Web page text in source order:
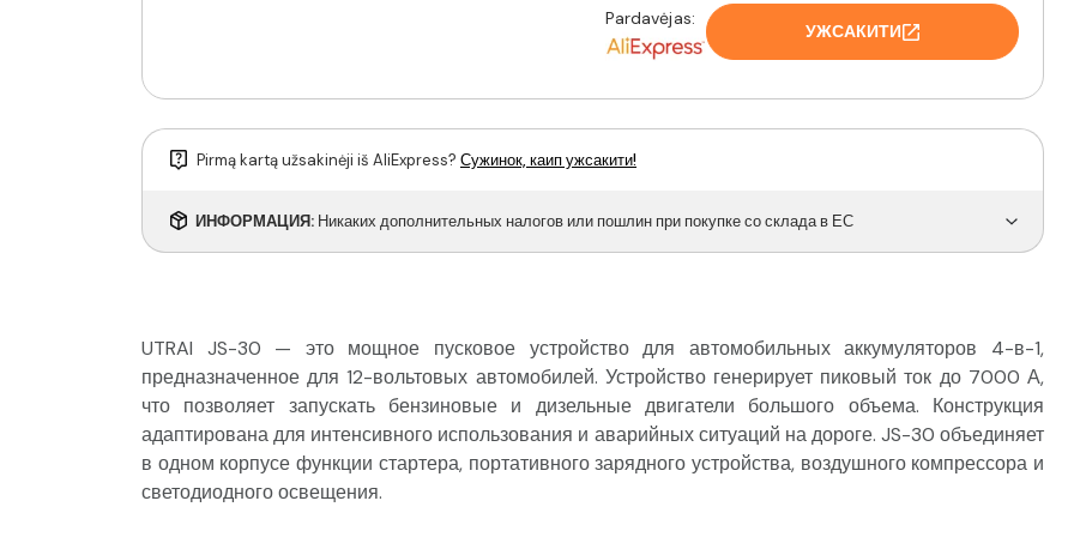
Pardavėjas:
УЖСАКИТИ
Pirmą kartą užsakinėji iš AliExpress? Сужинок, каип ужсакити!
ИНФОРМАЦИЯ: Никаких дополнительных налогов или пошлин при покупке со склада в ЕС
UTRAI JS-30 — это мощное пусковое устройство для автомобильных аккумуляторов 4-в-1,
предназначенное для 12-вольтовых автомобилей. Устройство генерирует пиковый ток до 7000 А,
что позволяет запускать бензиновые и дизельные двигатели большого объема. Конструкция
адаптирована для интенсивного использования и аварийных ситуаций на дороге. JS-30 объединяет
в одном корпусе функции стартера, портативного зарядного устройства, воздушного компрессора и
светодиодного освещения.